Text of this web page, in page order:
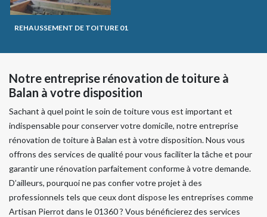
REHAUSSEMENT DE TOITURE 01
Notre entreprise rénovation de toiture à
Balan à votre disposition
Sachant à quel point le soin de toiture vous est important et
indispensable pour conserver votre domicile, notre entreprise
rénovation de toiture à Balan est à votre disposition. Nous vous
offrons des services de qualité pour vous faciliter la tâche et pour
garantir une rénovation parfaitement conforme à votre demande.
D’ailleurs, pourquoi ne pas confier votre projet à des
professionnels tels que ceux dont dispose les entreprises comme
Artisan Pierrot dans le 01360 ? Vous bénéficierez des services